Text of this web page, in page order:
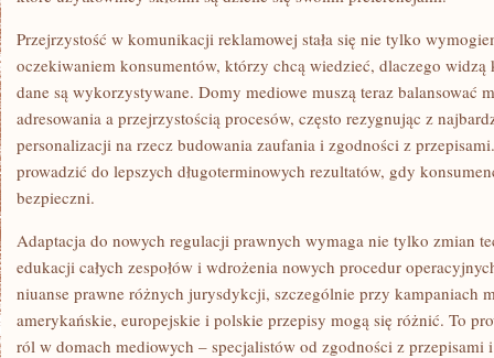
Przejrzystość w komunikacji reklamowej stała się nie tylko
oczekiwaniem konsumentów, którzy chcą wiedzieć, dlaczego
dane są wykorzystywane. Domy mediowe muszą teraz balansować
adresowania a przejrzystością procesów, często rezygnując z
personalizacji na rzecz budowania zaufania i zgodności z
prowadzić do lepszych długoterminowych rezultatów, gdy
bezpieczni.
Adaptacja do nowych regulacji prawnych wymaga nie tylko zmian
edukacji całych zespołów i wdrożenia nowych procedur
niuanse prawne różnych jurysdykcji, szczególnie przy kampaniach
amerykańskie, europejskie i polskie przepisy mogą się różnić. To
ról w domach mediowych – specjalistów od zgodności z